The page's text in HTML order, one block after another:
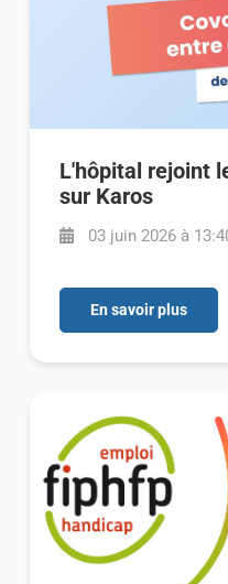
L'hôpital rejoint
sur Karos
03 juin 2026 à
En savoir plus